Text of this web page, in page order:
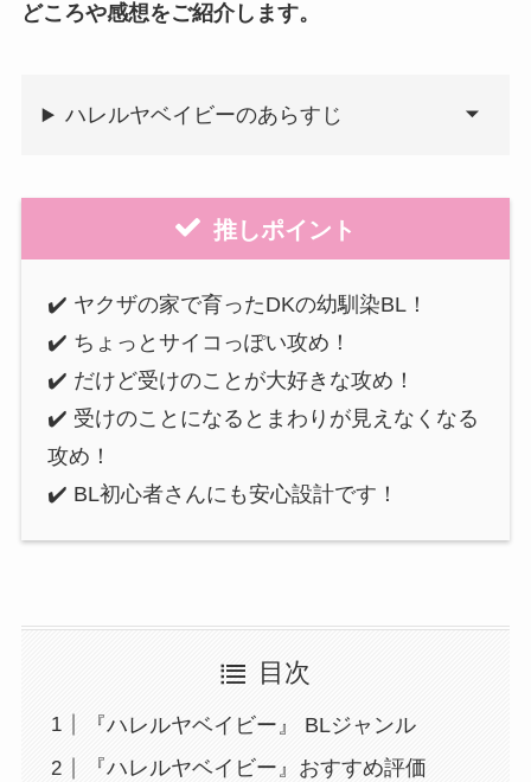
どころや感想をご紹介します。
ハレルヤベイビーのあらすじ
推しポイント
✔️ ヤクザの家で育ったDKの幼馴染BL！
✔️ ちょっとサイコっぽい攻め！
✔️ だけど受けのことが大好きな攻め！
✔️ 受けのことになるとまわりが見えなくなる
攻め！
✔️ BL初心者さんにも安心設計です！
目次
『ハレルヤベイビー』 BLジャンル
『ハレルヤベイビー』おすすめ評価